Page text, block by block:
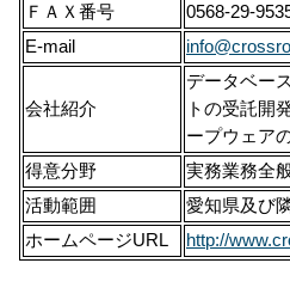
ＦＡＸ番号
0568-29-
E-mail
会社紹介
データベー
トの受託開
ープウェア
得意分野
実務業務全
活動範囲
愛知県及び
ホームページURL
http://